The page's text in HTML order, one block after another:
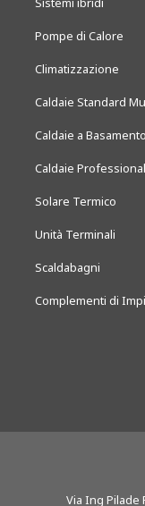
Pompe di Calore
Climatizzazione
Caldaie Standard
Caldaie a Basamento
Caldaie
Solare Termico
Unità Terminali
Scaldabagni
Complementi di
Via Ing Pilade